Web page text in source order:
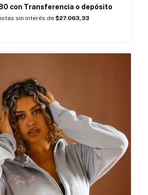
con Transferencia o depósito
sin interés de $27.063,33